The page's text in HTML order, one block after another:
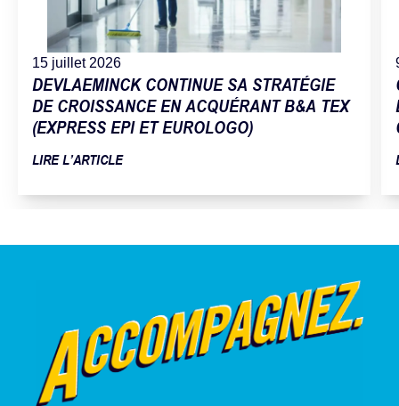
15 juillet 2026
DEVLAEMINCK CONTINUE SA STRATÉGIE
DE CROISSANCE EN ACQUÉRANT B&A TEX
(EXPRESS EPI ET EUROLOGO)
LIRE L’ARTICLE